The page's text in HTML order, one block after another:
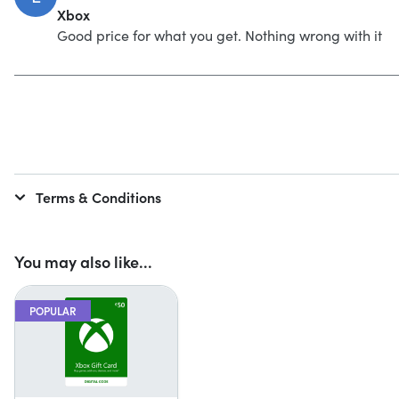
You may also like...
POPULAR
Xbox
Good price for what you get. Nothing wrong with it
Terms & Conditions